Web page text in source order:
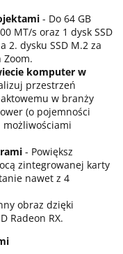
- Do 64 GB
MT/s oraz 1 dysk SSD
2. dysku SSD M.2 za
komputer w
przestrzeń
w branży
(o pojemności
możliwościami
- Powiększ
zintegrowanej karty
nawet z 4
obraz dzięki
Radeon RX.